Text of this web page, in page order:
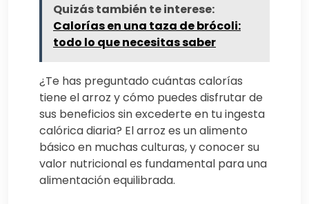
Quizás también te interese:
Calorías en una taza de brócoli:
todo lo que necesitas saber
¿Te has preguntado cuántas calorías
tiene el arroz y cómo puedes disfrutar de
sus beneficios sin excederte en tu ingesta
calórica diaria? El arroz es un alimento
básico en muchas culturas, y conocer su
valor nutricional es fundamental para una
alimentación equilibrada.